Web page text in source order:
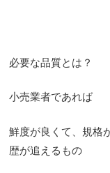
必要な品質とは？
小売業者であれば
鮮度が良くて、規格
歴が追えるもの